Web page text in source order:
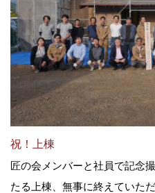
祝！上棟
匠の会メンバーと社員で記念
たる上棟、無事に終えていた